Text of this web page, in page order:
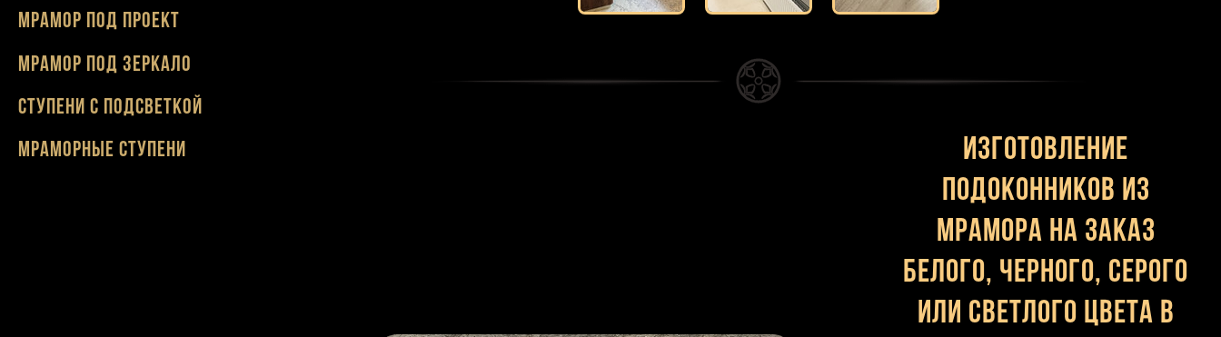
Мрамор под проект
Мрамор под зеркало
Ступени с подсветкой
Мраморные ступени
Изготовление
подоконников из
мрамора на заказ
белого, черного, серого
или светлого цвета в